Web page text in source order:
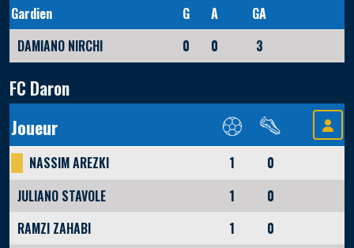
Gardien
G A
GA
DAMIANO NIRCHI
0 0 3
FC Daron
Joueur
NASSIM AREZKI 1
0
JULIANO STAVOLE
1
0
RAMZI ZAHABI
1
0